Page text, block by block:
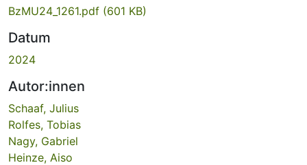
BzMU24_1261.pdf (601 KB)
Datum
2024
Autor:innen
Schaaf, Julius
Rolfes, Tobias
Nagy, Gabriel
Heinze, Aiso